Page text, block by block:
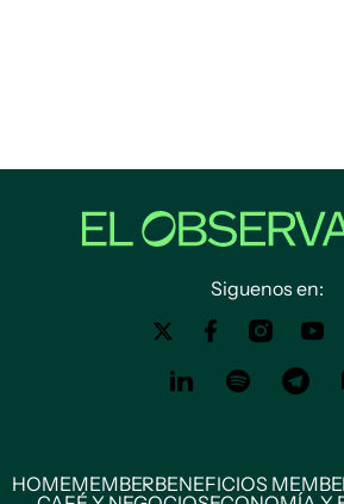
Siguenos en:
HOMEMEMBERBENEFICIOS